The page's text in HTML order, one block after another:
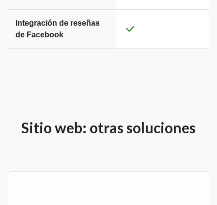
Integración de reseñas
de Facebook
Sitio web: otras soluciones